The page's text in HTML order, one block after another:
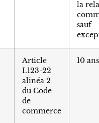
la
sauf
Article
L123-22
alinéa 2
du Code
de
commerce
10 ans